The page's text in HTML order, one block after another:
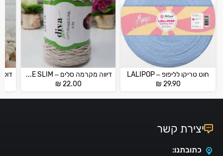
חוט טריקו לליפופ – LALIPOP
₪ 29.90
דיווה מקרמה סלים – DIVA MACRAME SLIM
₪ 22.00
יצירת קשר
כתובתנו: